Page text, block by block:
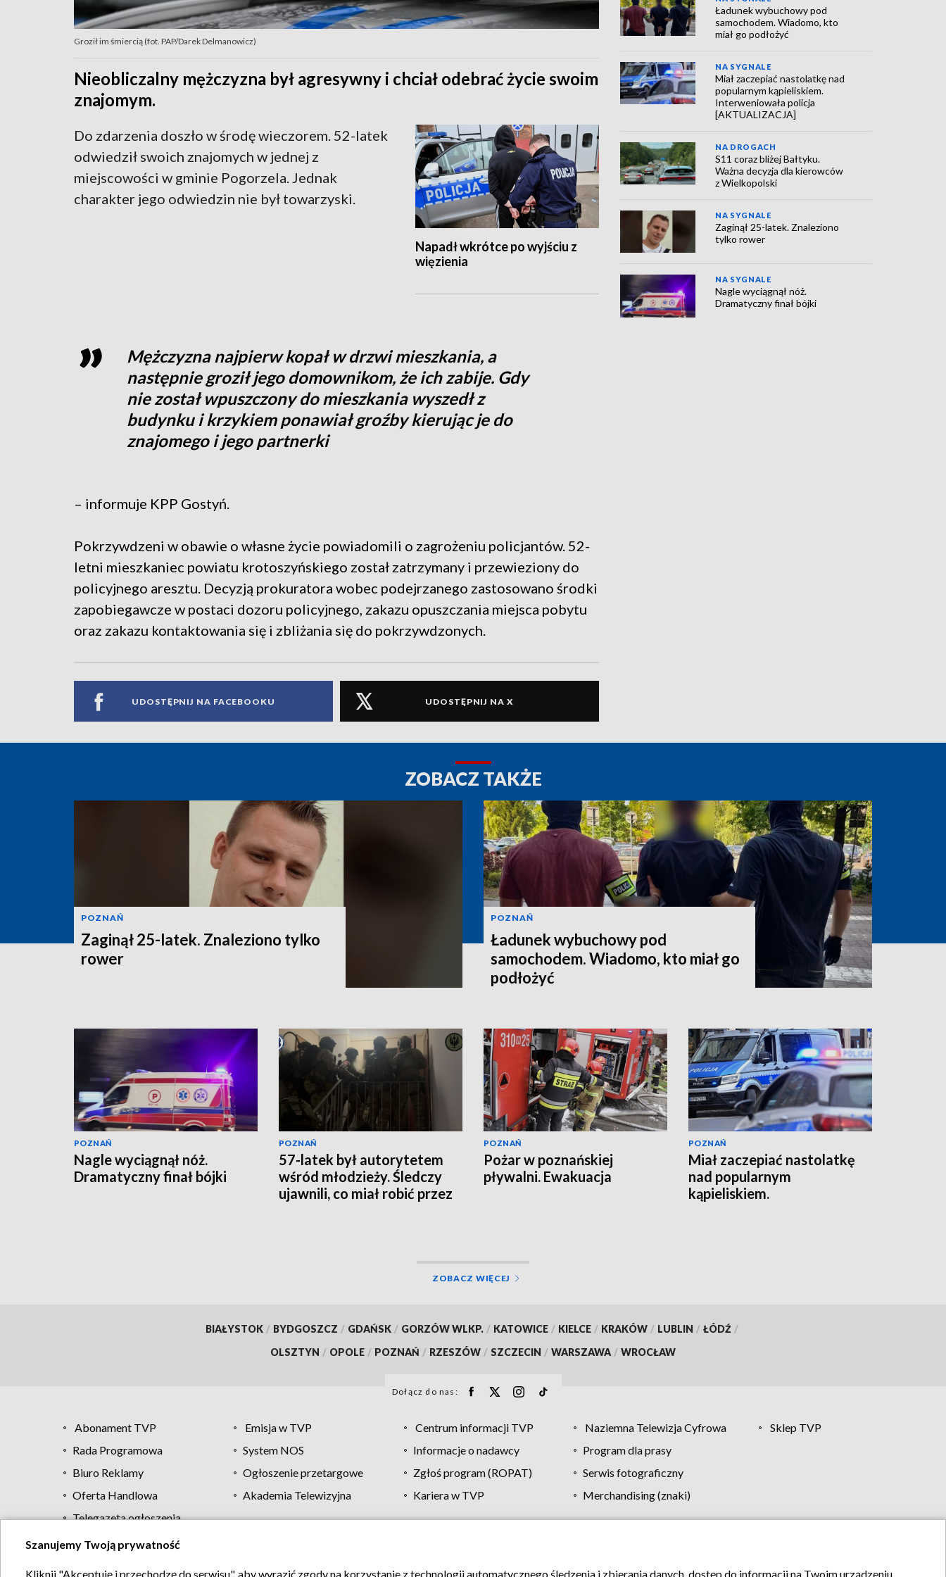
Groził im śmiercią (fot. PAP/Darek Delmanowicz)
Nieobliczalny mężczyzna był agresywny i chciał odebrać życie swoim
znajomym.
Napadł wkrótce po wyjściu z
więzienia
Do zdarzenia doszło w środę wieczorem. 52-latek
odwiedził swoich znajomych w jednej z
miejscowości w gminie Pogorzela. Jednak
charakter jego odwiedzin nie był towarzyski.
Mężczyzna najpierw kopał w drzwi mieszkania, a
następnie groził jego domownikom, że ich zabije. Gdy
nie został wpuszczony do mieszkania wyszedł z
budynku i krzykiem ponawiał groźby kierując je do
znajomego i jego partnerki
– informuje KPP Gostyń.
Pokrzywdzeni w obawie o własne życie powiadomili o zagrożeniu policjantów. 52-
letni mieszkaniec powiatu krotoszyńskiego został zatrzymany i przewieziony do
policyjnego aresztu. Decyzją prokuratora wobec podejrzanego zastosowano środki
zapobiegawcze w postaci dozoru policyjnego, zakazu opuszczania miejsca pobytu
oraz zakazu kontaktowania się i zbliżania się do pokrzywdzonych.
UDOSTĘPNIJ NA FACEBOOKU UDOSTĘPNIJ NA X
Ładunek wybuchowy pod
samochodem. Wiadomo, kto
miał go podłożyć
NA SYGNALE
Miał zaczepiać nastolatkę nad
popularnym kąpieliskiem.
Interweniowała policja
[AKTUALIZACJA]
NA DROGACH
S11 coraz bliżej Bałtyku.
Ważna decyzja dla kierowców
z Wielkopolski
NA SYGNALE
Zaginął 25-latek. Znaleziono
tylko rower
NA SYGNALE
Nagle wyciągnął nóż.
Dramatyczny finał bójki
ZOBACZ TAKŻE
POZNAŃ
Zaginął 25-latek. Znaleziono tylko
rower
POZNAŃ
Ładunek wybuchowy pod
samochodem. Wiadomo, kto miał go
podłożyć
POZNAŃ
Nagle wyciągnął nóż.
Dramatyczny finał bójki
POZNAŃ
57-latek był autorytetem
wśród młodzieży. Śledczy
ujawnili, co miał robić przez
POZNAŃ
Pożar w poznańskiej
pływalni. Ewakuacja
POZNAŃ
Miał zaczepiać nastolatkę
nad popularnym
kąpieliskiem.
ZOBACZ WIĘCEJ
BIAŁYSTOK / BYDGOSZCZ / GDAŃSK / GORZÓW WLKP. / KATOWICE / KIELCE / KRAKÓW / LUBLIN / ŁÓDŹ /
OLSZTYN / OPOLE / POZNAŃ / RZESZÓW / SZCZECIN / WARSZAWA / WROCŁAW
Dołącz do nas:
Abonament TVP Emisja w TVP Centrum informacji TVP Naziemna Telewizja Cyfrowa
Sklep TVP
Rada Programowa
System NOS Informacje o nadawcy
Program dla prasy
Biuro Reklamy
Ogłoszenie przetargowe Zgłoś program (ROPAT)
Serwis fotograficzny
Oferta Handlowa
Akademia Telewizyjna Kariera w TVP
Merchandising (znaki)
Telegazeta ogłoszenia
Regulamin TVP Polityka prywatności Moje zgody Pomoc Biuro reklamy Kontakt
Szanujemy Twoją prywatność
Kliknij "Akceptuję i przechodzę do serwisu", aby wyrazić zgody na korzystanie z technologii automatycznego śledzenia i zbierania danych, dostęp do informacji na Twoim urządzeniu